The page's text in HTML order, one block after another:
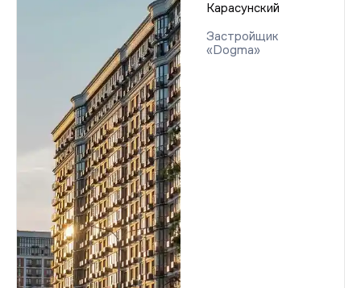
Карасунский
Застройщик
«Dogma»